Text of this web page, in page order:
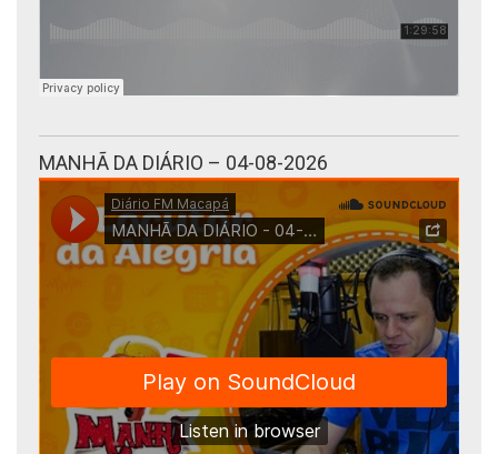
MANHÃ DA DIÁRIO – 04-08-2026